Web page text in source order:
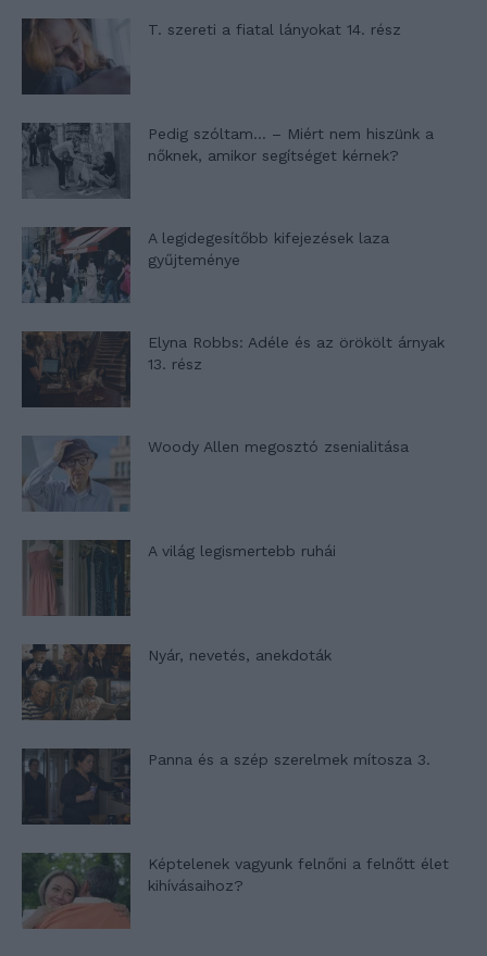
T. szereti a fiatal lányokat 14. rész
Pedig szóltam… – Miért nem hiszünk a
nőknek, amikor segítséget kérnek?
A legidegesítőbb kifejezések laza
gyűjteménye
Elyna Robbs: Adéle és az örökölt árnyak
13. rész
Woody Allen megosztó zsenialitása
A világ legismertebb ruhái
Nyár, nevetés, anekdoták
Panna és a szép szerelmek mítosza 3.
Képtelenek vagyunk felnőni a felnőtt élet
kihívásaihoz?